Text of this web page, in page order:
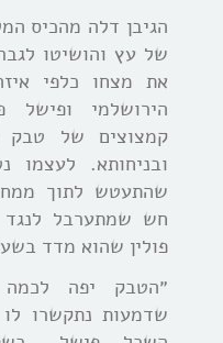
הגיבן דלה מהכיס
של עץ והושיטו
את מצחו כלפי
הירושלמי ופישל
קמצוצים של טבק
ובניחותא. לעצמו
שהתעטש לתוך
חש שמתערבל
פולין שהוא מדד
״הטבק יפה
שדמעות נתקשרו לו